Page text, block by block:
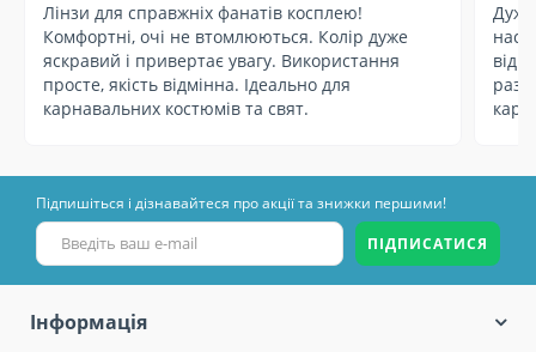
Лінзи для справжніх фанатів косплею!
Комфортні, очі не втомлюються. Колір дуже
яскравий і привертає увагу. Використання
просте, якість відмінна. Ідеально для
карнавальних костюмів та свят.
Дуже
Підпишіться і дізнавайтеся про акції та знижки першими!
ПІДПИСАТИСЯ
Інформація